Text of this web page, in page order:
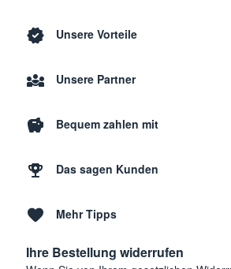
Unsere Vorteile
Unsere Partner
Bequem zahlen mit
Das sagen Kunden
Mehr Tipps
Ihre Bestellung widerrufen